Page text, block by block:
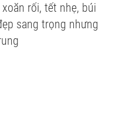
rối, tết nhẹ, búi
sang trọng nhưng